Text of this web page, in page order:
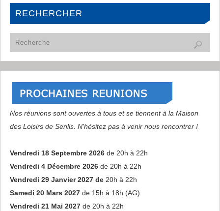
RECHERCHER
Nos réunions sont ouvertes à tous et se tiennent à la Maison
des Loisirs de Senlis. N'hésitez pas à venir nous rencontrer !
Vendredi 18 Septembre 2026de 20h à 22h
Vendredi 4 Décembre 2026de 20h à 22h
Vendredi 29 Janvier 2027 de20h à 22h
Samedi 20 Mars 2027de 15h à 18h (AG)
Vendredi 21 Mai 2027de 20h à 22h